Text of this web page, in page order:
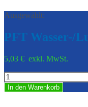
Ausgewählt:
PFT Wasser-/
5,03 € exkl. MwSt.
PFT
Wasser-/Luftschlauch
DN19
In den Warenkorb